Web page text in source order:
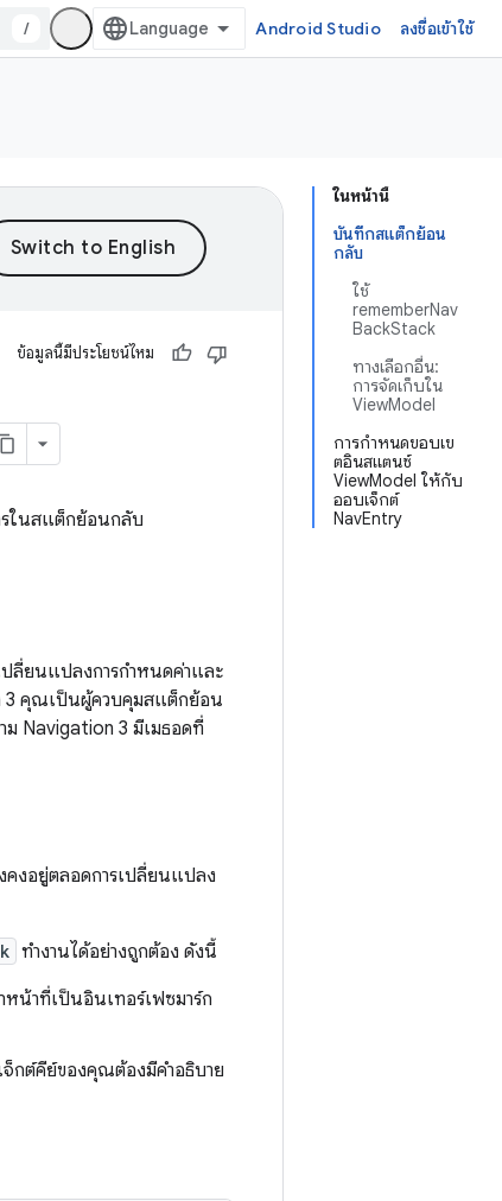
/ Android Studio ลงชื่อเข้าใช้
ในหน้านี้
บันทึกสแต็กย้อน
กลับ
ใช้
rememberNav
BackStack
ทางเลือกอื่น:
การจัดเก็บใน
ViewModel
การกำหนดขอบเข
ตอินสแตนซ์
ViewModel ให้กับ
ออบเจ็กต์
NavEntry
ข้อมูลนี้มีประโยชน์ไหม
ในสแต็กย้อนกลับ
ปลี่ยนแปลงการกำหนดค่าและ
3 คุณเป็นผู้ควบคุมสแต็กย้อน
Navigation 3 มีเมธอดที่
งอยู่ตลอดการเปลี่ยนแปลง
ทำงานได้อย่างถูกต้อง ดังนี้
หน้าที่เป็นอินเทอร์เฟซมาร์ก
กต์คีย์ของคุณต้องมีคำอธิบาย